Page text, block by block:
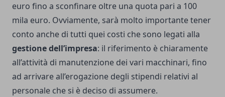
euro fino a sconfinare oltre una quota pari a 100
mila euro. Ovviamente, sarà molto importante tener
conto anche di tutti quei costi che sono legati alla
gestione dell’impresa: il riferimento è chiaramente
all’attività di manutenzione dei vari macchinari, fino
ad arrivare all’erogazione degli stipendi relativi al
personale che si è deciso di assumere.